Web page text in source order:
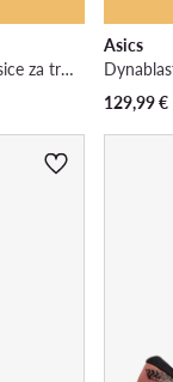
Gel-Excite 11 1012B861 · Tenisice za trčanje
Asics
129,99€